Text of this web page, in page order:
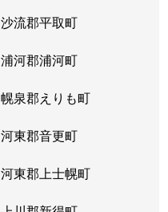
沙流郡平取町
浦河郡浦河町
幌泉郡えりも町
河東郡音更町
河東郡上士幌町